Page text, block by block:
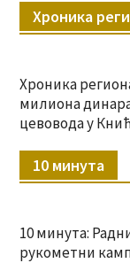
Хроника
Хроника
милиона
цевовода у
10 минута
10 минута:
рукометни